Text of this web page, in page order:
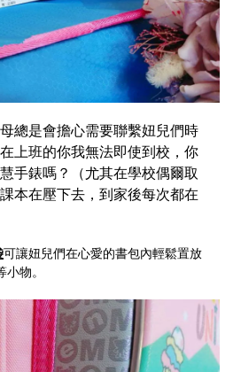
總是會擔心需要聯繫妞兒們時
上班的你我無法即使到校，你
手錶嗎？（尤其在學校偶爾取
本在壓下去，到家後每次都在
可讓妞兒們在心愛的書包內輕鬆置放
物。